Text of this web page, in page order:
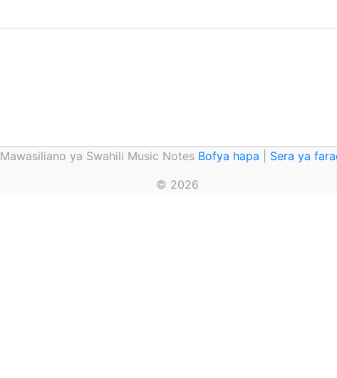
Mawasiliano ya Swahili Music Notes Bofya hapa
Sera ya
© 2026